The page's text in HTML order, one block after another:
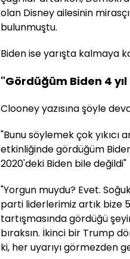
olan Disney ailesinin
bulunmuştu.
Biden ise yarışta kalmaya
"Gördüğüm Biden 4
Clooney yazısına şöyle
"Bunu söylemek çok
etkinliğinde gördüğüm
2020'deki Biden bile değildi"
"Yorgun muydu? Evet.
parti liderlerimiz artık bize
tartışmasında gördüğü
bıraksın. İkinci bir Trump
ki, her uyarıyı görmezden